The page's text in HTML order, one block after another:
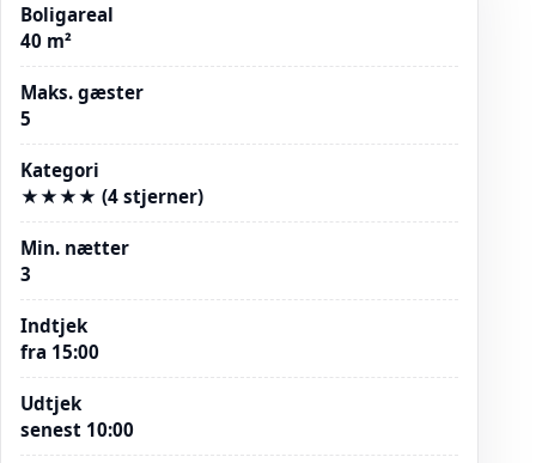
Boligareal
40 m²
Maks. gæster
5
Kategori
★★★★ (4 stjerner)
Min. nætter
3
Indtjek
fra 15:00
Udtjek
senest 10:00